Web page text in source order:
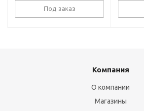
Под заказ
Компания
О компании
Магазины